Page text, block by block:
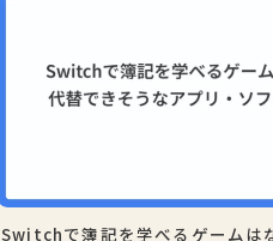
Switchで簿記を学べるゲームは